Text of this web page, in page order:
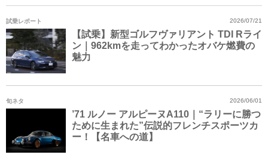
試乗レポート
【試乗】新型ゴルフヴァリアント TDI Rライ
ン｜962kmを走ってわかったオバケ燃費の
魅力
2026/07/21
旬ネタ
’71 ルノー アルピーヌA110｜“ラリーに勝つ
ために生まれた”伝説的フレンチスポーツカ
ー！【名車への道】
2026/06/01